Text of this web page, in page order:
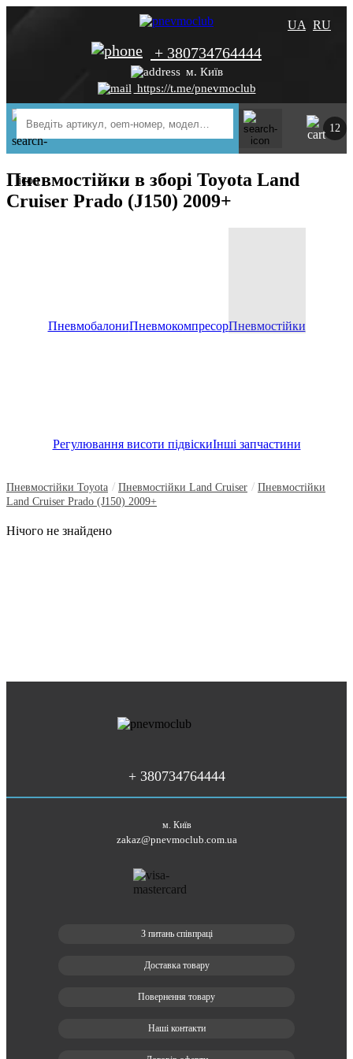
UA RU
+ 380734764444
м. Київ
https://t.me/pnevmoclub
12
Пневмостійки в зборі Toyota Land
Cruiser Prado (J150) 2009+
ПневмобалониПневмокомпресорПневмостійки
Регулювання висоти підвіскиІнші запчастини
Пневмостійки Toyota / Пневмостійки Land Cruiser / Пневмостійки
Land Cruiser Prado (J150) 2009+
Нічого не знайдено
+ 380734764444
м. Київ
zakaz@pnevmoclub.com.ua
З питань співпраці
Доставка товару
Повернення товару
Наші контакти